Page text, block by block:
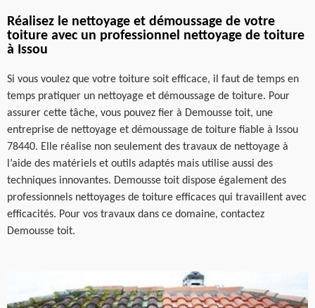
Réalisez le nettoyage et démoussage de votre
toiture avec un professionnel nettoyage de toiture
à Issou
Si vous voulez que votre toiture soit efficace, il faut de temps en
temps pratiquer un nettoyage et démoussage de toiture. Pour
assurer cette tâche, vous pouvez fier à Demousse toit, une
entreprise de nettoyage et démoussage de toiture fiable à Issou
78440. Elle réalise non seulement des travaux de nettoyage à
l’aide des matériels et outils adaptés mais utilise aussi des
techniques innovantes. Demousse toit dispose également des
professionnels nettoyages de toiture efficaces qui travaillent avec
efficacités. Pour vos travaux dans ce domaine, contactez
Demousse toit.